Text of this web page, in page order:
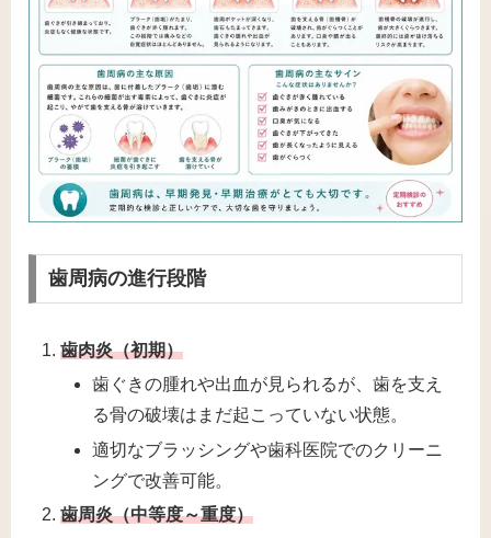
歯周病の進行段階
歯肉炎（初期）
歯ぐきの腫れや出血が見られるが、歯を支え
る骨の破壊はまだ起こっていない状態。
適切なブラッシングや歯科医院でのクリーニ
ングで改善可能。
歯周炎（中等度～重度）